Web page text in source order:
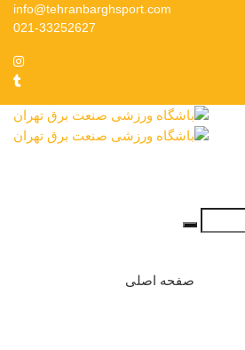
info@tehranbarghsport.com
021-33252627
صفحه اصلی